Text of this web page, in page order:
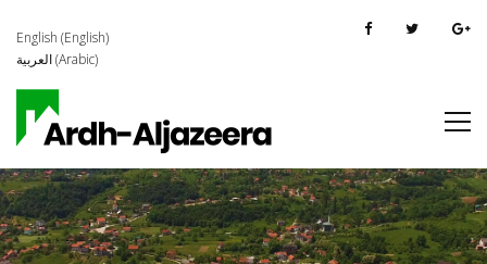
English (English)
العربية(Arabic)